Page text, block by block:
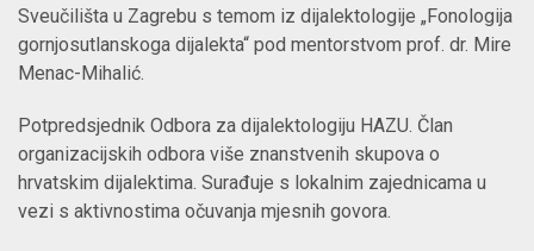
Sveučilišta u Zagrebu s temom iz dijalektologije „Fonologija
gornjosutlanskoga dijalekta“ pod mentorstvom prof. dr. Mire
Menac-Mihalić.
Potpredsjednik Odbora za dijalektologiju HAZU. Član
organizacijskih odbora više znanstvenih skupova o
hrvatskim dijalektima. Surađuje s lokalnim zajednicama u
vezi s aktivnostima očuvanja mjesnih govora.